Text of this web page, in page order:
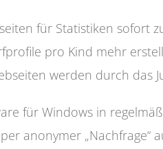
für Statistiken sofort
pro Kind mehr
werden durch das
für Windows in
anonymer „Nachfrage“